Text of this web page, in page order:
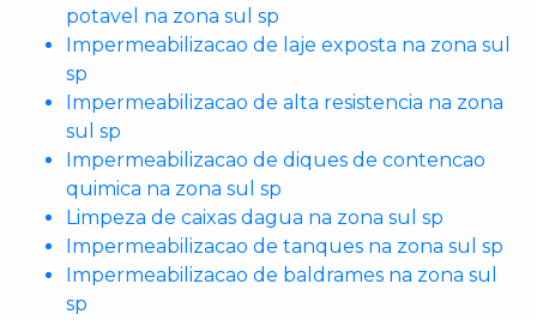
potavel na zona sul sp
Impermeabilizacao de laje exposta na zona sul
sp
Impermeabilizacao de alta resistencia na zona
sul sp
Impermeabilizacao de diques de contencao
quimica na zona sul sp
Limpeza de caixas dagua na zona sul sp
Impermeabilizacao de tanques na zona sul sp
Impermeabilizacao de baldrames na zona sul
sp